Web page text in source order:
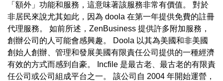
「額外」功能和服務，這意味著該服務非常有價值。 對於
非居民來說尤其如此，因為 doola 在第一年提供免費的註冊
代理服務。 如前所述，ZenBusiness 提供許多附加服務，
創辦公司的人可能會感興趣。 Doola 以其為美國和非美國
創始人創辦、管理和發展美國有限責任公司提供的一種經濟
有效的方式而感到自豪。 Incfile 是最古老、最古老的有限責
任公司或公司組成平台之一。 該公司自 2004 年開始運營，